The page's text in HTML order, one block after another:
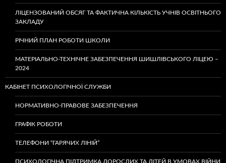
ЛІЦЕНЗОВАНИЙ ОБСЯГ ТА ФАКТИЧНА КІЛЬКІСТЬ УЧНІВ ОСВІТНЬОГО
ЗАКЛАДУ
РІЧНИЙ ПЛАН РОБОТИ ШКОЛИ
МАТЕРІАЛЬНО-ТЕХНІЧНЕ ЗАБЕЗПЕЧЕННЯ ШИШЛІВСЬКОГО ЛІЦЕЮ –
2024
КАБІНЕТ ПСИХОЛОГІЧНОЇ СЛУЖБИ
НОРМАТИВНО-ПРАВОВЕ ЗАБЕЗПЕЧЕННЯ
ГРАФІК РОБОТИ
ТЕЛЕФОНИ “ГАРЯЧИХ ЛІНІЙ”
ПСИХОЛОГІЧНА ПІДТРИМКА ДОРОСЛИХ ТА ДІТЕЙ В УМОВАХ ВІЙНИ